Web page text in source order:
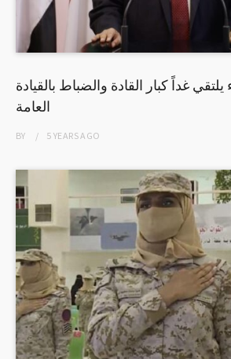
غداً كبار القادة والضباط بالقيادة
العامة
BY 5 YEARSAGO